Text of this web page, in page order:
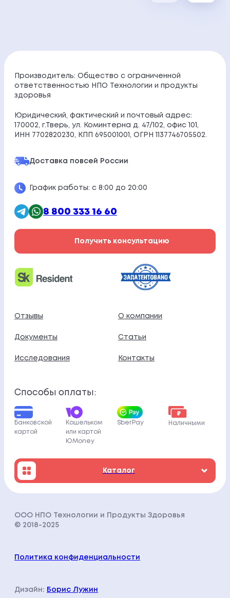
Производитель: Общество с ограниченной
ответственностью НПО Технологии и продукты
здоровья
Юридический, фактический и почтовый адрес:
170002, г.Тверь, ул. Коминтерна д. 47/102, офис 101,
ИНН 7702820230, КПП 695001001, ОГРН 1137746705502.
Доставка повсей России
График работы: с 8:00 до 20:00
8 800 333 16 60
Получить консультацию
Отзывы О компании
Документы Статьи
Исследования Контакты
Способы оплаты:
Банковской
картой
Кошельком
или картой
ЮMoney
SberPay Наличными
Каталог
ООО НПО Технологии и Продукты Здоровья
© 2018-2025
Политика конфиденциальности
Дизайн: Борис Лужин